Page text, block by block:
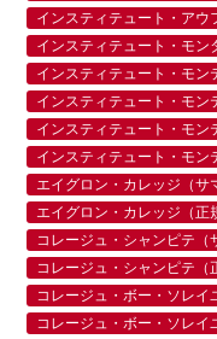
インスティテュート・アウ
インスティテュート・モン
インスティテュート・モン
インスティテュート・モン
インスティテュート・モン
インスティテュート・モン
エイグロン・カレッジ（サ
エイグロン・カレッジ（正
コレージュ・シャンピテ（
コレージュ・シャンピテ（
コレージュ・ボー・ソレイ
コレージュ・ボー・ソレイ